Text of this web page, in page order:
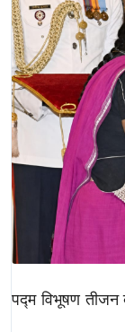
पद्म विभूषण तीजन